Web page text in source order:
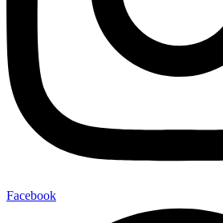
Facebook